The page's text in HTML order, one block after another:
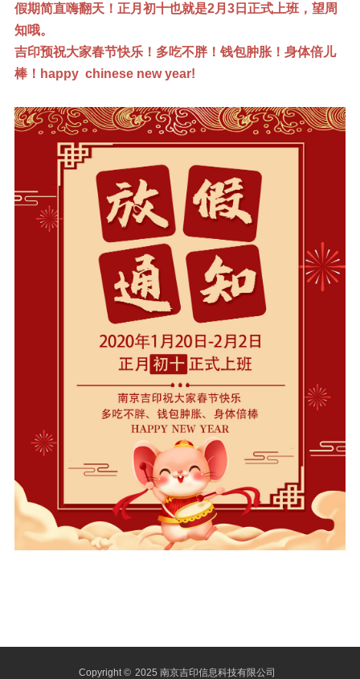
假期简直嗨翻天！正月初十也就是2月3日正式上班，望周
知哦。
吉印预祝大家春节快乐！多吃不胖！钱包肿胀！身体倍儿
棒！happy chinese new year!
Copyright © 2025 南京吉印信息科技有限公司